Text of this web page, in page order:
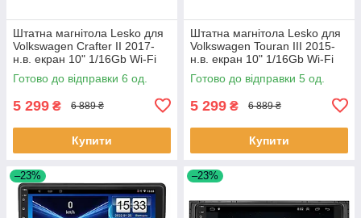
Штатна магнітола Lesko для
Volkswagen Crafter II 2017-
н.в. екран 10" 1/16Gb Wi-Fi
GPS Base Вольцваген 6 шт.
Готово до відправки 6 од.
5 299 ₴ 6 889 ₴
Купити
Штатна магнітола Lesko для
Volkswagen Touran III 2015-
н.в. екран 10" 1/16Gb Wi-Fi
GPS Base Туран 5 шт.
Готово до відправки 5 од.
5 299 ₴ 6 889 ₴
Купити
–23% –23%